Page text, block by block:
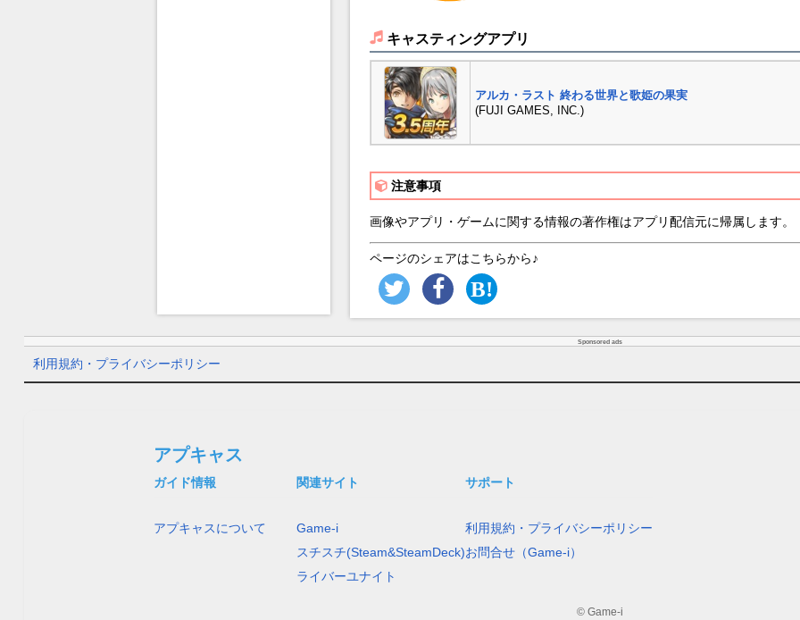
キャスティングアプリ
アルカ・ラスト 終わる世界と歌姫の果実
(FUJI GAMES, INC.)
注意事項
画像やアプリ・ゲームに関する情報の著作権はアプリ配信元に帰属します。
ページのシェアはこちらから♪
Sponsored ads
利用規約・プライバシーポリシー
アプキャス
ガイド情報
アプキャスについて
関連サイト
Game-i
スチスチ(Steam&SteamDeck)
ライバーユナイト
サポート
利用規約・プライバシーポリシー
お問合せ（Game-i）
© Game-i